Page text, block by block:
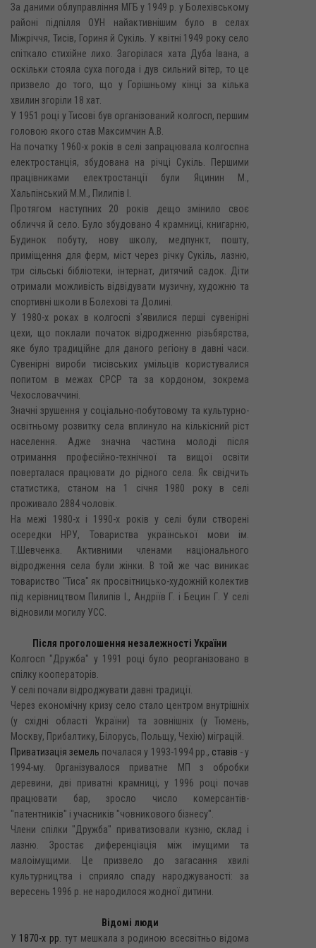
За даними облуправління МГБ у 1949 р. у Болехівському
районі підпілля ОУН найактивнішим було в селах
Міжріччя, Тисів, Гориня й Сукіль. У квітні 1949 року село
спіткало стихійне лихо. Загорілася хата Дуба Івана, а
оскільки стояла суха погода і дув сильний вітер, то це
призвело до того, що у Горішньому кінці за кілька
хвилин згоріли 18 хат.
У 1951 році у Тисові був організований колгосп, першим
головою якого став Максимчин A.B.
На початку 1960-х років в селі запрацювала колгоспна
електростанція, збудована на річці Сукіль. Першими
працівниками електростанції були Яцинин М.,
Хальпінський М.М., Пилипів І.
Протягом наступних 20 років дещо змінило своє
обличчя й село. Було збудовано 4 крамниці, книгарню,
Будинок побуту, нову школу, медпункт, пошту,
приміщення для ферм, міст через річку Сукіль, лазню,
три сільські бібліотеки, інтернат, дитячий садок. Діти
отримали можливість відвідувати музичну, художню та
спортивні школи в Болехові та Долині.
У 1980-х роках в колгоспі з'явилися перші сувенірні
цехи, що поклали початок відродженню різьбярства,
яке було традиційне для даного регіону в давні часи.
Сувенірні вироби тисівських умільців користувалися
попитом в межах СPCP та за кордоном, зокрема
Чехословаччині.
Значні зрушення у соціально-побутовому та культурно-
освітньому розвитку села вплинуло на кількісний ріст
населення. Адже значна частина молоді після
отримання професійно-технічної та вищої освіти
поверталася працювати до рідного села. Як свідчить
статистика, станом на 1 січня 1980 року в селі
проживало 2884 чоловік.
На межі 1980-х і 1990-х років у селі були створені
осередки НРУ, Товариства української мови ім.
Т.Шевченка. Активними членами національного
відродження села були жінки. В той же час виникає
товариство "Тиса" як просвітницько-художній колектив
під керівництвом Пилипів І., Андріїв Г. і Бецин Г. У селі
відновили могилу УСС.
Після проголошення незалежності України
Колгосп "Дружба" у 1991 році було реорганізовано в
спілку кооператорів.
У селі почали відроджувати давні традиції.
Через економічну кризу село стало центром внутрішніх
(у східні області України) та зовнішніх (у Тюмень,
Москву, Прибалтику, Білорусь, Польщу, Чехію) міграцій.
Приватизація земель почалася у 1993-1994 pp., ставів - y
1994-му. Організувалося приватне МП з обробки
деревини, дві приватні крамниці, у 1996 році почав
працювати бар, зросло число комерсантів-
"патентників" і учасників "човникового бізнесу".
Члени спілки "Дружба" приватизовали кузню, склад і
лазню. Зростає диференціація між імущими та
малоімущими. Це призвело до загасання хвилі
культурництва і сприяло спаду народжуваності: за
вересень 1996 р. не народилося жодної дитини.
Відомі люди
У 1870-х рр. тут мешкала з родиною всесвітньо відома